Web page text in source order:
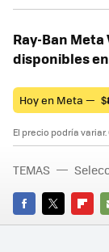
Ray-Ban Meta
disponibles
Hoy en Meta — $
El precio podría
FACEBOOK
TWITTER
TEMAS